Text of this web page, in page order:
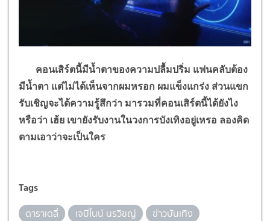
คอนเสิร์ตนี้มีน้ำตาของความปลื้มปริ่ม แฟนคลับต้อง
มีน้ำตา แต่ไม่ได้เห็นจากผมหรอก ผมแข็งแกร่ง ส่วนแขก
รับเชิญจะได้ความรู้สึกว่า มารวมที่คอนเสิร์ตนี้ได้ยังไง
หรือว่า เฮ้ย เขายังรับงานในวงการบังเทิงอยู่เหรอ ลองคิด
ตามเอาว่าจะเป็นใคร
Tags
ดาราเดลี่ เจมีไนน์ นรวิชญ์
ข่าวบันเทิง